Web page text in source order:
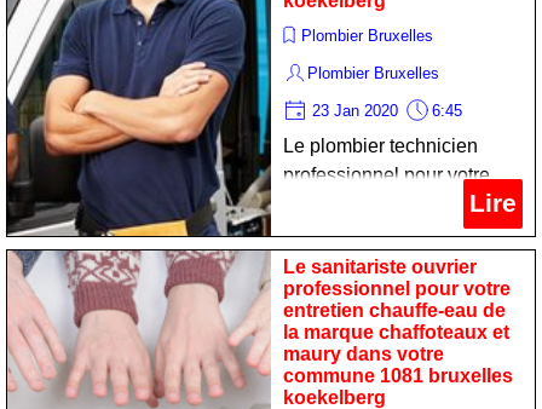
Plombier Bruxelles
Plombier Bruxelles
23 Jan 2020 6:45
Le plombier technicien
professionnel pour votre
nettoyage chaudiere de la
marque sime dans votre
commune 1081 bruxelles
koekelberg
Lire
Le sanitariste ouvrier
professionnel pour votre
entretien chauffe-eau de
la marque chaffoteaux et
maury dans votre
commune 1081 bruxelles
koekelberg